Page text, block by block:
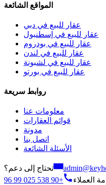
المواقع الشائعة
عقار للبيع في دبي
عقار للبيع في إسطنبول
عقار للبيع في بودروم
عقار للبيع في لندن
عقار للبيع في لشبونة
عقار للبيع في بورتو
روابط سريعة
معلومات عنا
قوائم العقارات
مدونة
اتصل بنا
الأسئلة الشائعة
تحتاج إلى دعم؟
العملاء
+90 538 025 99 96